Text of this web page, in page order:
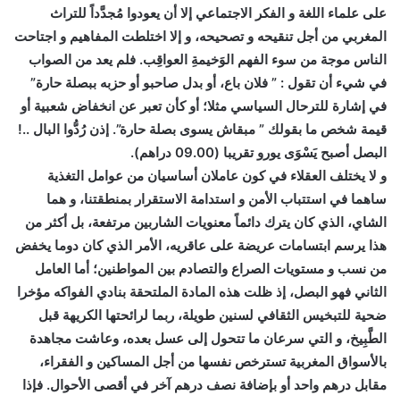
على علماء اللغة و الفكر الاجتماعي إلا أن يعودوا مُجدَّداً للتراث
المغربي من أجل تنقيحه و تصحيحه، و إلا اختلطت المفاهيم و اجتاحت
الناس موجة من سوء الفهم الوَخيمةِ العواقِب. فلم يعد من الصواب
في شيء أن تقول : ” فلان باع، أو بدل صاحبو أو حزبه ببصلة حارة”
في إشارة للترحال السياسي مثلا؛ أو كأن تعبر عن انخفاض شعبية أو
قيمة شخص ما بقولك ” مبقاش يسوى بصلة حارة”. إذن رُدُّوا البال ..!
البصل أصبح يَسْوَى يورو تقريبا (09.00 دراهم).
و لا يختلف العقلاء في كون عاملان أساسيان من عوامل التغذية
ساهما في استتباب الأمن و استدامة الاستقرار بمنطقتنا، و هما
الشاي، الذي كان يترك دائماً معنويات الشاربين مرتفعة، بل أكثر من
هذا يرسم ابتسامات عريضة على عاقريه، الأمر الذي كان دوما يخفض
من نسب و مستويات الصراع والتصادم بين المواطنين؛ أما العامل
الثاني فهو البصل، إذ ظلت هذه المادة الملتحقة بنادي الفواكه مؤخرا
ضحية للتبخيس الثقافي لسنين طويلة، ربما لرائحتها الكريهة قبل
الطَّبِيخ، و التي سرعان ما تتحول إلى عسل بعده، وعاشت مجاهدة
بالأسواق المغربية تسترخص نفسها من أجل المساكين و الفقراء،
مقابل درهم واحد أو بإضافة نصف درهم آخر في أقصى الأحوال. فإذا